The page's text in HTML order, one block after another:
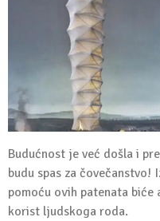
Budućnost je već došla i
budu spas za
pomoću ovih patenata biće
korist ljudskoga roda.